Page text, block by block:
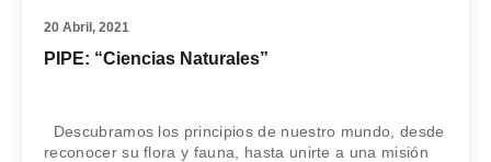
20 Abril, 2021
PIPE: “Ciencias Naturales”
Descubramos los principios de nuestro mundo, desde
reconocer su flora y fauna, hasta unirte a una misión